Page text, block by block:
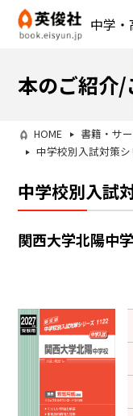
中学
本のご紹介/
HOME 書籍・サ
中学校別入試対策シ
中学校別入試
関西大学北陽中